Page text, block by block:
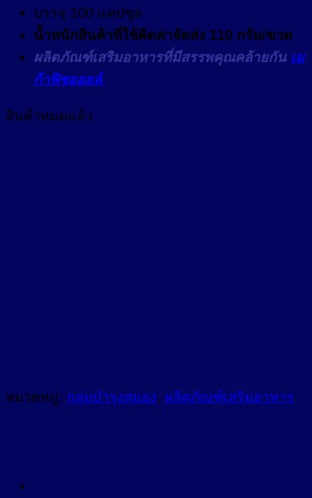
บรรจุ 100 แคปซูล
น้ำหนักสินค้าที่ใช้คิดค่าจัดส่ง 110 กรัม/ขวด
ผลิตภัณฑ์เสริมอาหารที่มีสรรพคุณคล้ายกัน เม
ก้าฟิชออยล์
สินค้าหมดแล้ว
หมวดหมู่: กลุ่มบำรุงสมอง, ผลิตภัณฑ์เสริมอาหาร